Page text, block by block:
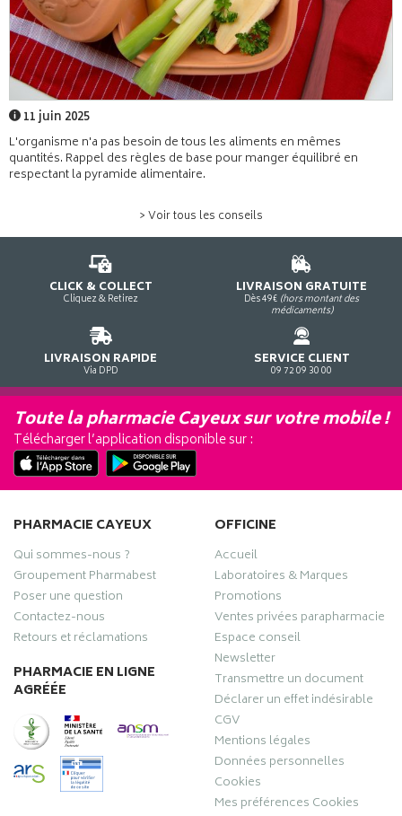
11 juin 2025
L'organisme n'a pas besoin de tous les aliments en mêmes
quantités. Rappel des règles de base pour manger équilibré en
respectant la pyramide alimentaire.
> Voir tous les conseils
CLICK & COLLECT
Cliquez & Retirez
LIVRAISON GRATUITE
Dès 49€ (hors montant des
médicaments)
LIVRAISON RAPIDE
Via DPD
SERVICE CLIENT
09 72 09 30 00
Toute la pharmacie Cayeux sur votre mobile !
Télécharger l’application disponible sur :
PHARMACIE CAYEUX
Qui sommes-nous ?
Groupement Pharmabest
Poser une question
Contactez-nous
Retours et réclamations
PHARMACIE EN LIGNE
AGRÉÉE
OFFICINE
Accueil
Laboratoires & Marques
Promotions
Ventes privées parapharmacie
Espace conseil
Newsletter
Transmettre un document
Déclarer un effet indésirable
CGV
Mentions légales
Données personnelles
Cookies
Mes préférences Cookies